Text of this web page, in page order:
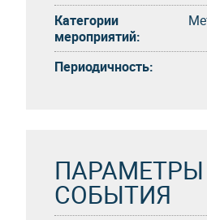
Категории
мероприятий:
Периодичность:
ПАРАМЕТРЫ
СОБЫТИЯ